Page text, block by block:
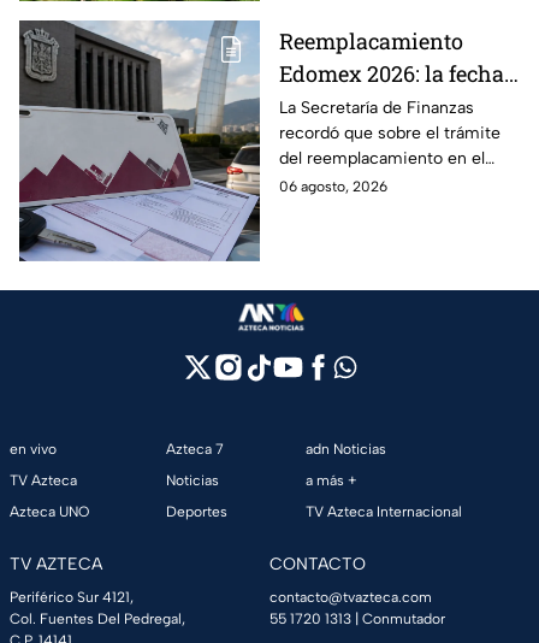
Reemplacamiento
Edomex 2026: la fecha
límite para obtener el
100% de descuento
La Secretaría de Finanzas
recordó que sobre el trámite
del reemplacamiento en el
Edomex, ¿hasta cuándo se
06 agosto, 2026
en vivo
TV Azteca
Azteca UNO
Azteca 7
Noticias
Deportes
adn Noticias
a más +
TV Azteca Internacional
TV AZTECA
Periférico Sur 4121,
Col. Fuentes Del Pedregal,
CONTACTO
contacto@tvazteca.com
55 1720 1313 | Conmutador